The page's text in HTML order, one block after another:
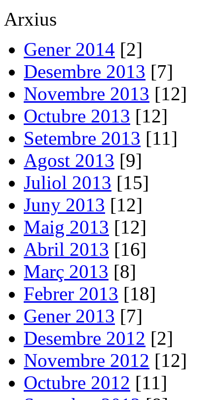
Arxius
Gener 2014 [2]
Desembre 2013 [7]
Novembre 2013 [12]
Octubre 2013 [12]
Setembre 2013 [11]
Agost 2013 [9]
Juliol 2013 [15]
Juny 2013 [12]
Maig 2013 [12]
Abril 2013 [16]
Març 2013 [8]
Febrer 2013 [18]
Gener 2013 [7]
Desembre 2012 [2]
Novembre 2012 [12]
Octubre 2012 [11]